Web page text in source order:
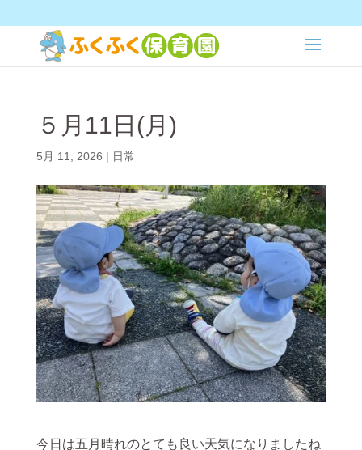
５月11日(月)
5月 11, 2026 | 日常
今日は五月晴れのとても良い天気になりましたね